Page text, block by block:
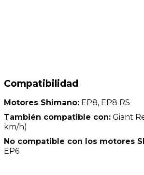
Compatibilidad
Motores Shimano: EP8, EP8 RS
También compatible con: Giant
km/h)
No compatible con los motores
EP6